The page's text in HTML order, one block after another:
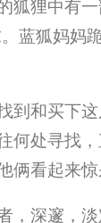
狸中有
蓝狐妈
到和买下
处寻找
看起来
深邃，